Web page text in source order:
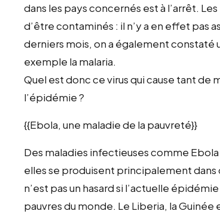
dans les pays concernés est à l’arrêt.
d’être contaminés : il n’y a en effet pas
derniers mois, on a également constaté
exemple la malaria.
Quel est donc ce virus qui cause tant
l’épidémie ?
{{Ebola, une maladie de la pauvreté}}
Des maladies infectieuses comme
elles se produisent principalement
n’est pas un hasard si l’actuelle
pauvres du monde. Le Liberia, la